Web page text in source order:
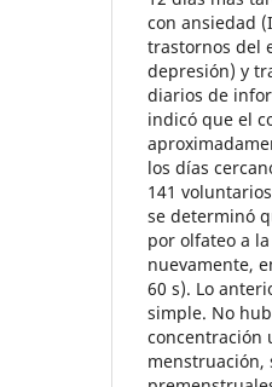
con ansiedad
trastornos del
depresión) y
diarios de
indicó que el
los días
141
se determinó
por olfateo a
nuevamente,
60 s). Lo
simple. No
concentración
menstruación,